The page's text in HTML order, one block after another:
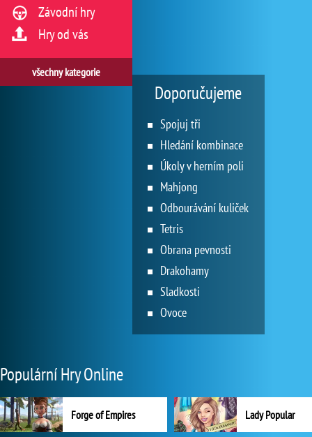
Závodní hry
Hry od vás
všechny kategorie
Doporučujeme
Spojuj tři
Hledání kombinace
Úkoly v herním poli
Mahjong
Odbourávání kuliček
Tetris
Obrana pevnosti
Drakohamy
Sladkosti
Ovoce
Populární Hry Online
Forge of Empires Lady Popular